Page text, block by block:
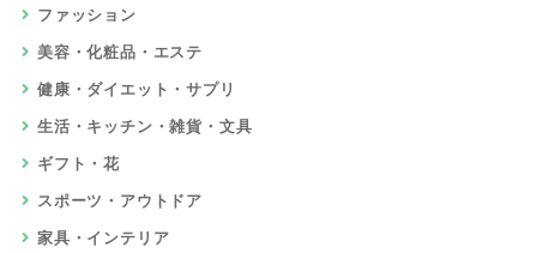
ファッション
美容・化粧品・エステ
健康・ダイエット・サプリ
生活・キッチン・雑貨・文具
ギフト・花
スポーツ・アウトドア
家具・インテリア